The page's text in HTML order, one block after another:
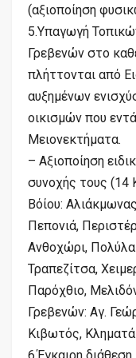
(αξιοποίηση
5.Υπαγωγή
Γρεβενών στο
πλήττονται από
αυξημένων
οικισμών που
Μειονεκτήματα.
– Αξιοποίηση
συνοχής τους (14
Βόίου:
Πεπονιά,
Ανθοχώρι,
Τραπεζίτσα,
Παρόχθιο,
Γρεβενών: Αγ.
Κιβωτός,